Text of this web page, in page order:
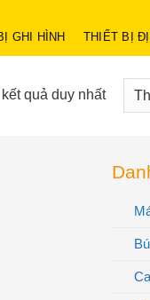
GHI HÌNH THIẾT BỊ
quả duy nhất